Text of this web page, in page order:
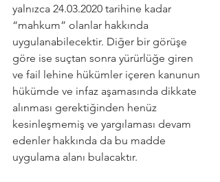
yalnızca 24.03.2020 tarihine kadar
“mahkum” olanlar hakkında
uygulanabilecektir. Diğer bir görüşe
göre ise suçtan sonra yürürlüğe giren
ve fail lehine hükümler içeren kanunun
hükümde ve infaz aşamasında dikkate
alınması gerektiğinden henüz
kesinleşmemiş ve yargılaması devam
edenler hakkında da bu madde
uygulama alanı bulacaktır.